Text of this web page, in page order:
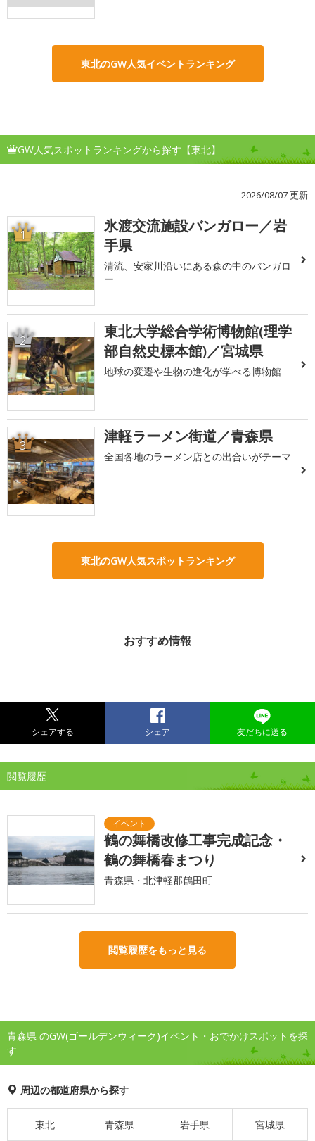
東北のGW人気イベントランキング
GW人気スポットランキングから探す【東北】
2026/08/07 更新
1
氷渡交流施設バンガロー／岩
手県
清流、安家川沿いにある森の中のバンガロ
ー
2
東北大学総合学術博物館(理学
部自然史標本館)／宮城県
地球の変遷や生物の進化が学べる博物館
3 津軽ラーメン街道／青森県
全国各地のラーメン店との出合いがテーマ
東北のGW人気スポットランキング
おすすめ情報
シェアする シェア 友だちに送る
閲覧履歴
鶴の舞橋改修工事完成記念・
鶴の舞橋春まつり
青森県・北津軽郡鶴田町
閲覧履歴をもっと見る
青森県 のGW(ゴールデンウィーク)イベント・おでかけスポットを探
す
周辺の都道府県から探す
東北 青森県 岩手県 宮城県